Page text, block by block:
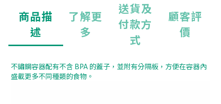
商品描
述
了解更
多
送貨及
付款方
式
顧客評
價
不鏽鋼容器配有不含 BPA 的蓋子，並附有分隔板，方便在容器內
盛載更多不同種類的食物。